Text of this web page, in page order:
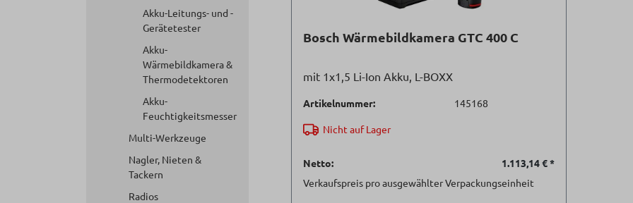
Akku-Leitungs- und -
Gerätetester
Akku-
Wärmebildkamera &
Thermodetektoren
Akku-
Feuchtigkeitsmesser
Multi-Werkzeuge
Nagler, Nieten &
Tackern
Radios
Bosch Wärmebildkamera GTC 400 C
mit 1x1,5 Li-Ion Akku, L-BOXX
Artikelnummer: 145168
Nicht auf Lager
Netto: 1.113,14 €*
Verkaufspreis pro ausgewählter Verpackungseinheit